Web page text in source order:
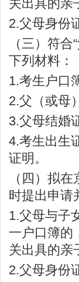
关出具的亲
2.父母身份
（三）符
下列材料：
1.考生户口
2.父（或母
3.父母结婚
4.考生出生
证明。
（四）拟
时提出申请
1.父母与子
一户口簿的
关出具的亲
2.父母身份